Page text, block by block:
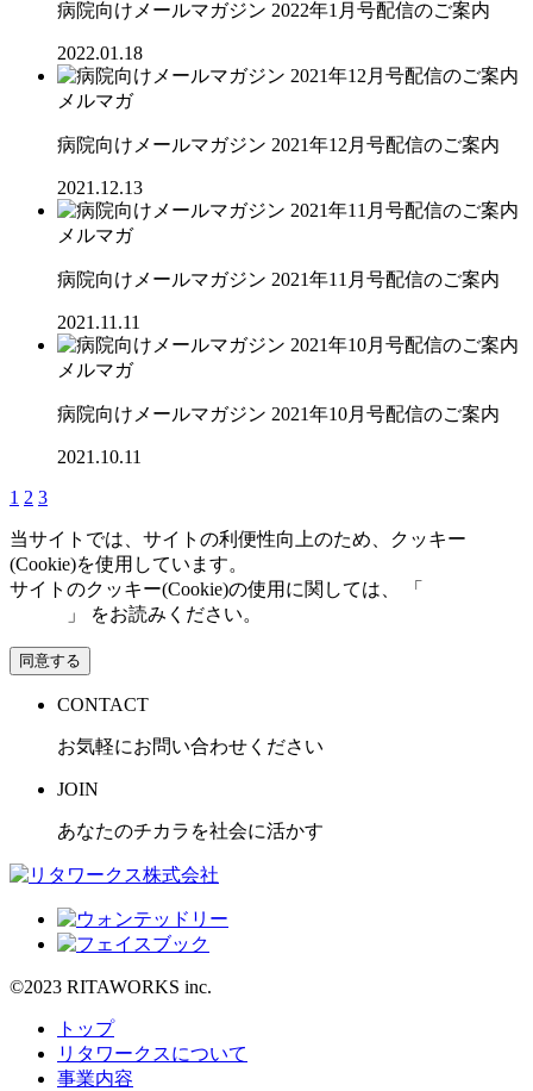
病院向けメールマガジン 2022年1月号配信のご案内
2022.01.18
メルマガ
病院向けメールマガジン 2021年12月号配信のご案内
2021.12.13
メルマガ
病院向けメールマガジン 2021年11月号配信のご案内
2021.11.11
メルマガ
病院向けメールマガジン 2021年10月号配信のご案内
2021.10.11
1 2 3
当サイトでは、サイトの利便性向上のため、クッキー
(Cookie)を使用しています。
サイトのクッキー(Cookie)の使用に関しては、 「
」 をお読みください。
同意する
CONTACT
お気軽にお問い合わせください
JOIN
あなたのチカラを社会に活かす
©2023 RITAWORKS inc.
トップ
リタワークスについて
事業内容